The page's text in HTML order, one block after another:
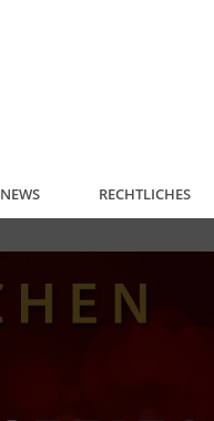
NEWS RECHTLICHES